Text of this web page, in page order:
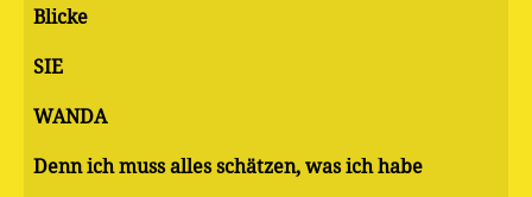
Blicke
SIE
WANDA
Denn ich muss alles schätzen, was ich habe